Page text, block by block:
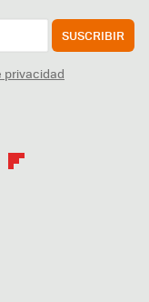
SUSCRIBIR
privacidad